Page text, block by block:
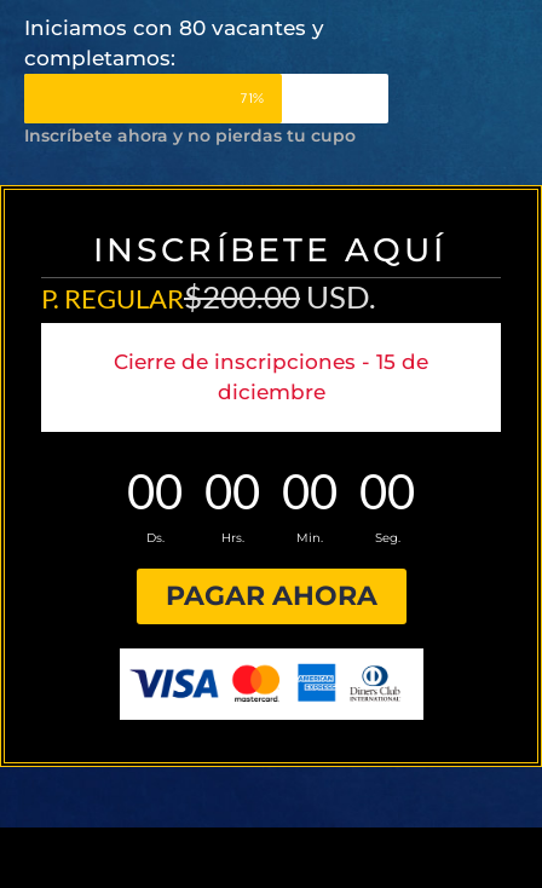
Iniciamos con 80 vacantes y
completamos:
71%
Inscríbete ahora y no pierdas tu cupo
IN
S
C
R
Í
B
E
T
E
A
Q
U
Í
P. REGULAR$200.00 USD.
Cierre de inscripciones - 15 de
diciembre
00
Ds.
00
Hrs.
00
Min.
00
Seg.
PAGAR AHORA